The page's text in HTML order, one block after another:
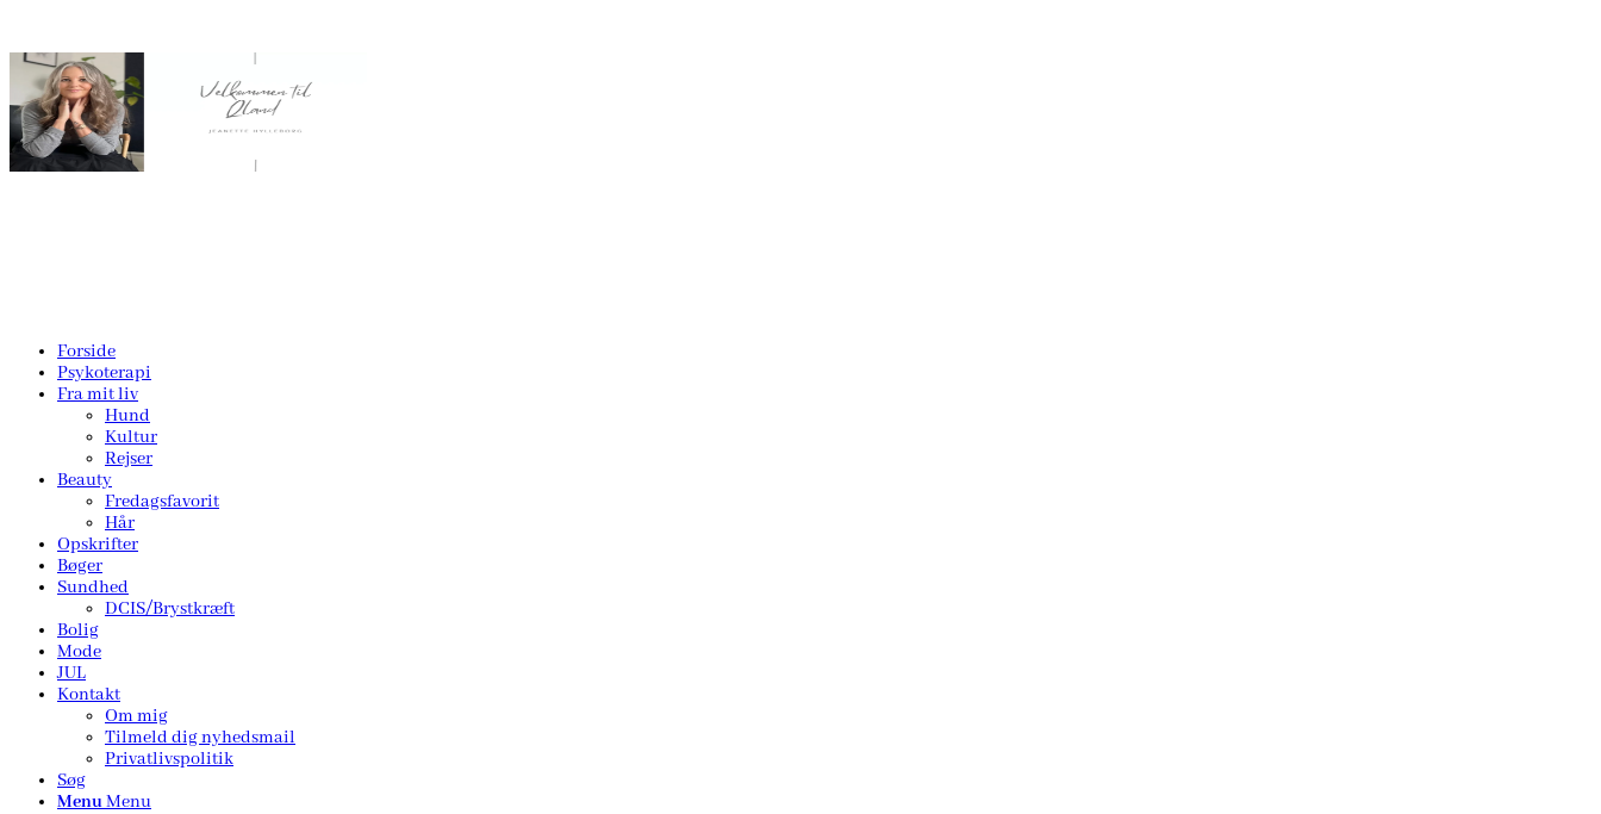
Forside
Psykoterapi
Fra mit liv
Hund
Kultur
Rejser
Beauty
Fredagsfavorit
Hår
Opskrifter
Bøger
Sundhed
DCIS/Brystkræft
Bolig
Mode
JUL
Kontakt
Om mig
Tilmeld dig nyhedsmail
Privatlivspolitik
Søg
MenuMenu